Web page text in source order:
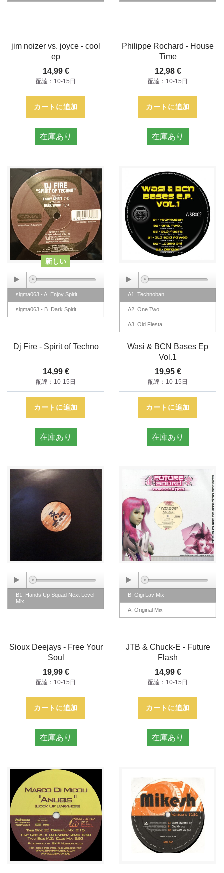
jim noizer vs. joyce - cool
ep
14,99 €
配達：10-15日
カートに追加
在庫あり
Philippe Rochard - House
Time
12,98 €
配達：10-15日
カートに追加
在庫あり
新しい
sigma063 - A. Enjoy Spirit
sigma063 - B. Dark Spirit
Dj Fire - Spirit of Techno
14,99 €
配達：10-15日
カートに追加
在庫あり
A1. Technoban
A2. One Two
A3. Old Fiesta
B2. Come On
B3. Danzen
Wasi & BCN Bases Ep
Vol.1
19,95 €
配達：10-15日
カートに追加
在庫あり
B1. Hands Up Squad Next Level
Mix
Sioux Deejays - Free Your
Soul
19,99 €
配達：10-15日
カートに追加
在庫あり
B. Gigi Lav Mix
A. Original Mix
JTB & Chuck-E - Future
Flash
14,99 €
配達：10-15日
カートに追加
在庫あり